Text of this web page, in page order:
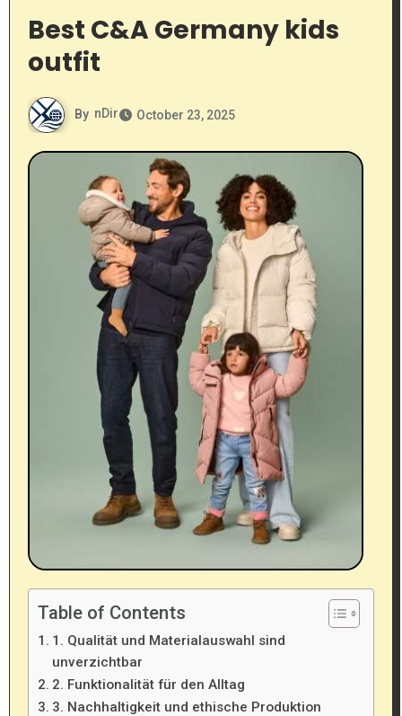
Best C&A Germany kids
outfit
By nDir October 23, 2025
Table of Contents
1. Qualität und Materialauswahl sind
unverzichtbar
2. Funktionalität für den Alltag
3. Nachhaltigkeit und ethische Produktion